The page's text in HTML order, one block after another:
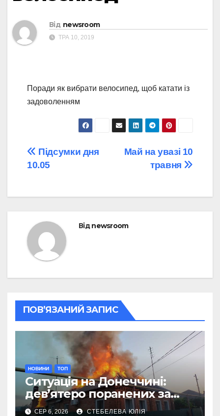
Від newsroom
ТРА 10, 2019
Поради як вибрати велосипед, щоб катати із
задоволенням
Навігація
Май на увазі 10
травня
Підсумки дня
10.05
Відnewsroom
ПОВ’ЯЗАНИЙ ЗАПИС
НОВИНИ ТОП
Ситуація на Донеччині:
дев’ятеро поранених за
добу через обстріли
СЕР 6, 2026 СТЕБЕЛЕВА ЮЛІЯ